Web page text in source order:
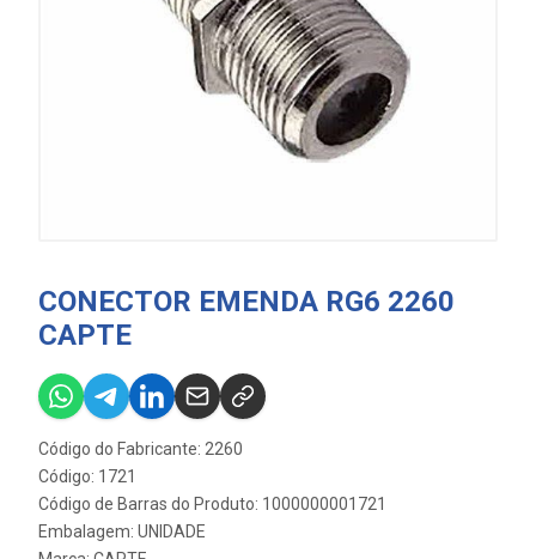
CONECTOR EMENDA RG6 2260
CAPTE
Código do Fabricante: 2260
Código: 1721
Código de Barras do Produto: 1000000001721
Embalagem: UNIDADE